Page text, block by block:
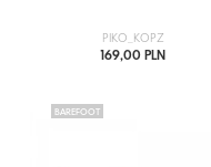
PIKO_KOPZ
169,00 PLN
BAREFOOT